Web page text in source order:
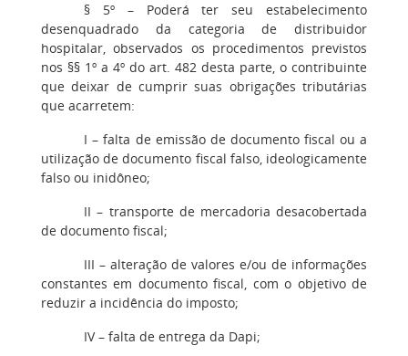
§ 5º – Poderá ter seu estabelecimento
desenquadrado da categoria de distribuidor
hospitalar, observados os procedimentos previstos
nos §§ 1º a 4º do art. 482 desta parte, o contribuinte
que deixar de cumprir suas obrigações tributárias
que acarretem:
I– falta de emissão de documento fiscal ou a
utilização de documento fiscal falso, ideologicamente
falso ou inidôneo;
II– transporte de mercadoria desacobertada
de documento fiscal;
III – alteração de valores e/ou de informações
constantes em documento fiscal, com o objetivo de
reduzir a incidência do imposto;
IV– falta de entrega da Dapi;